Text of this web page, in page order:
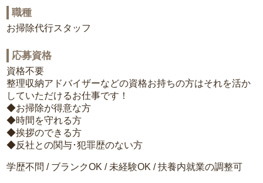
職種
お掃除代行スタッフ
応募資格
資格不要
整理収納アドバイザーなどの資格お持ちの方はそれを活か
していただけるお仕事です！
◆お掃除が得意な方
◆時間を守れる方
◆挨拶のできる方
◆反社との関与･犯罪歴のない方
学歴不問 / ブランクOK / 未経験OK / 扶養内就業の調整可